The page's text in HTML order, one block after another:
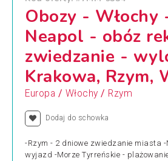
Obozy - Włochy
Neapol - obóz
zwiedzanie -
Krakowa, Rzym,
Europa / Włochy / Rzym
Dodaj do schowka
-Rzym - 2 dniowe zwiedzanie miasta -
wyjazd -Morze Tyrreńskie -